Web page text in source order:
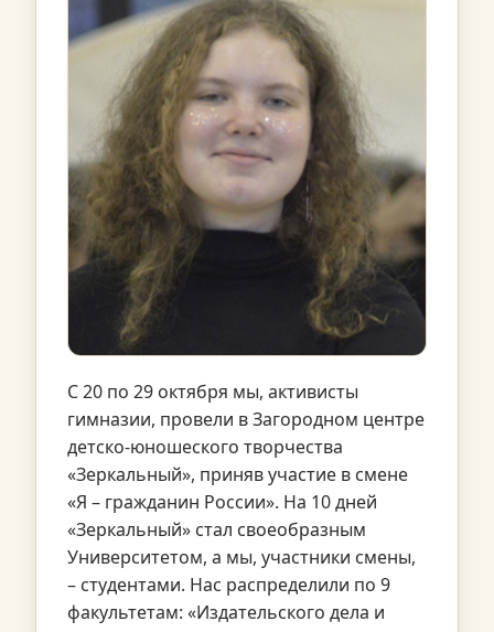
С 20 по 29 октября мы, активисты
гимназии, провели в Загородном центре
детско-юношеского творчества
«Зеркальный», приняв участие в смене
«Я – гражданин России». На 10 дней
«Зеркальный» стал своеобразным
Университетом, а мы, участники смены,
– студентами. Нас распределили по 9
факультетам: «Издательского дела и